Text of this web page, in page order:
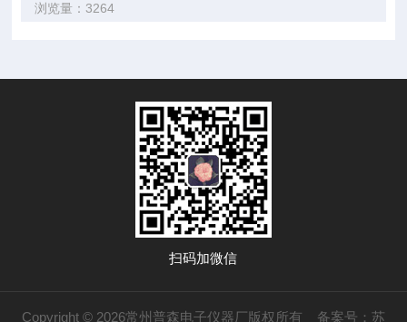
浏览量：3264
扫码加微信
Copyright © 2026常州普森电子仪器厂版权所有 备案号：苏